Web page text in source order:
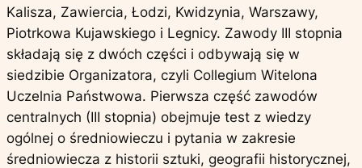
Kalisza, Zawiercia, Łodzi, Kwidzynia, Warszawy,
Piotrkowa Kujawskiego i Legnicy. Zawody III stopnia
składają się z dwóch części i odbywają się w
siedzibie Organizatora, czyli Collegium Witelona
Uczelnia Państwowa. Pierwsza część zawodów
centralnych (III stopnia) obejmuje test z wiedzy
ogólnej o średniowieczu i pytania w zakresie
średniowiecza z historii sztuki, geografii historycznej,